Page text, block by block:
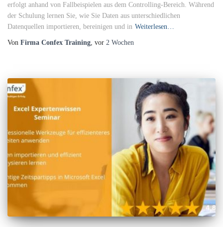
erfolgt anhand von Fallbeispielen aus dem Controlling-Bereich. Während
der Schulung lernen Sie, wie Sie Daten aus unterschiedlichen
Datenquellen importieren, bereinigen und in Weiterlesen…
Von Firma Confex Training , vor 2 Wochen